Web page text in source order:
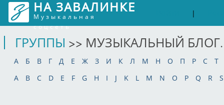
НА ЗАВАЛИНКЕ
Музыкальная
соцсеть
|
ГРУППЫ >> МУЗЫКАЛЬНЫЙ
А Б В Г Д Е Ж З И К Л М Н О П Р С
Т
A
B C D E F G H I J K L M N O P Q R S